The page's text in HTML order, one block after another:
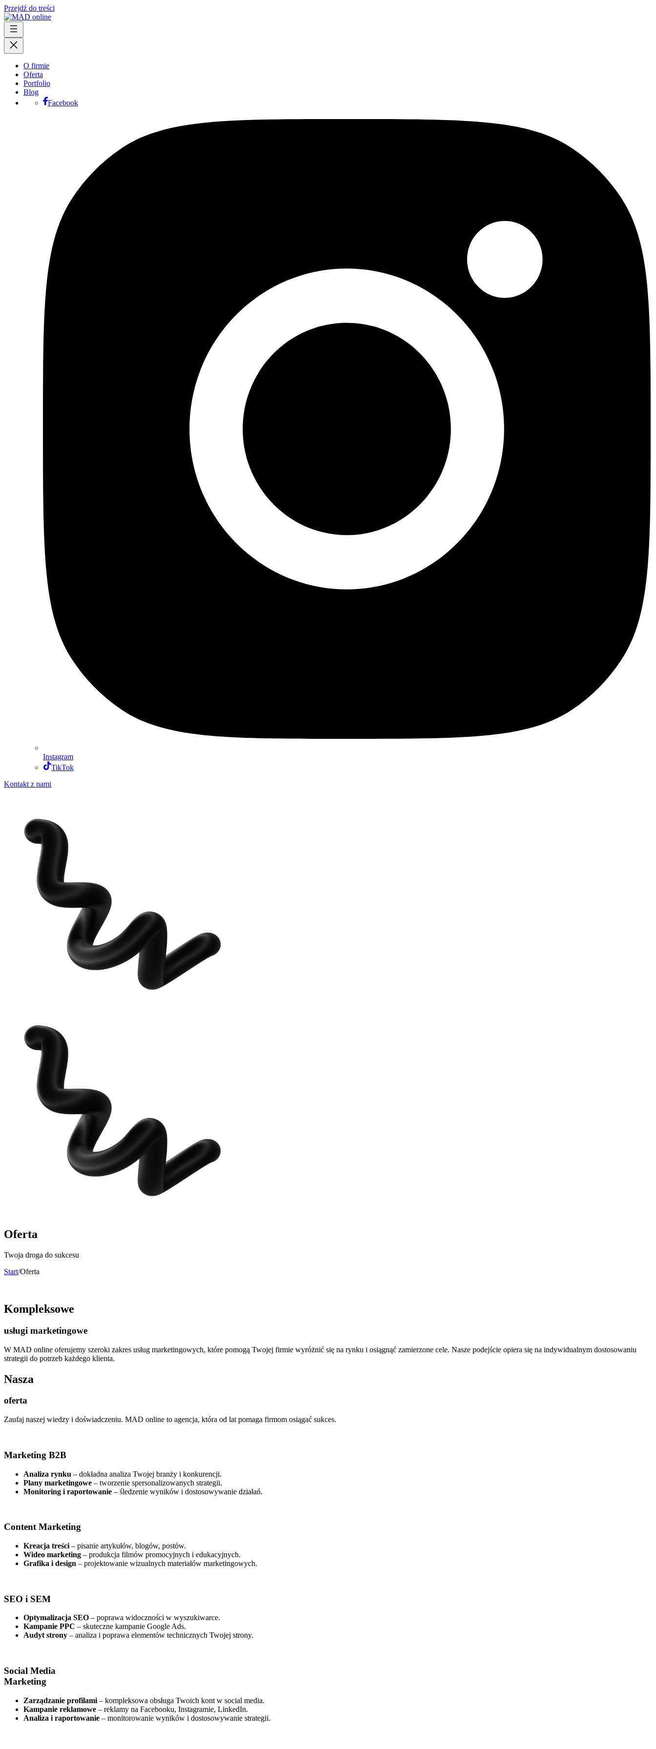
Przejdź do treści
O firmie
Oferta
Portfolio
Blog
Facebook
Instagram
TikTok
Kontakt z nami
Oferta
Twoja droga do sukcesu
Start/Oferta
Kompleksowe
usługi marketingowe
W MAD online oferujemy szeroki zakres usług marketingowych, które pomogą Twojej firmie wyróżnić się na rynku i osiągnąć zamierzone cele. Nasze podejście opiera się na indywidualnym dostosowaniu
strategii do potrzeb każdego klienta.
Nasza
oferta
Zaufaj naszej wiedzy i doświadczeniu. MAD online to agencja, która od lat pomaga firmom osiągać sukces.
Marketing B2B
Analiza rynku – dokładna analiza Twojej branży i konkurencji.
Plany marketingowe – tworzenie spersonalizowanych strategii.
Monitoring i raportowanie – śledzenie wyników i dostosowywanie działań.
Content Marketing
Kreacja treści – pisanie artykułów, blogów, postów.
Wideo marketing – produkcja filmów promocyjnych i edukacyjnych.
Grafika i design – projektowanie wizualnych materiałów marketingowych.
SEO i SEM
Optymalizacja SEO – poprawa widoczności w wyszukiwarce.
Kampanie PPC – skuteczne kampanie Google Ads.
Audyt strony – analiza i poprawa elementów technicznych Twojej strony.
Social Media
Marketing
Zarządzanie profilami – kompleksowa obsługa Twoich kont w social media.
Kampanie reklamowe – reklamy na Facebooku, Instagramie, LinkedIn.
Analiza i raportowanie – monitorowanie wyników i dostosowywanie strategii.